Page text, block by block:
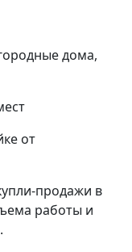
дома,
от
продажи в
работы и